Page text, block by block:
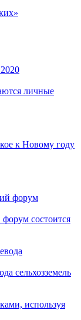
личные
к Новому году
состоится
сельхозземель